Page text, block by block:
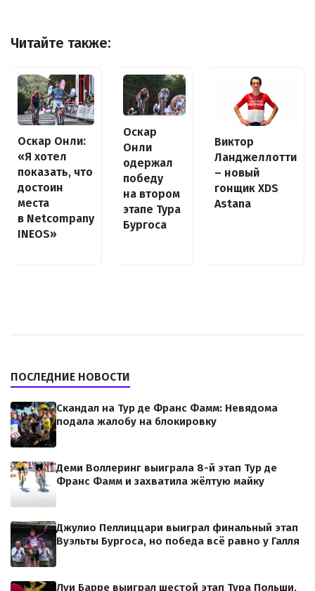
Читайте также:
Оскар Онли:
«Я хотел
показать, что
достоин
места
в Netcompany
INEOS»
Оскар
Онли
одержал
победу
на втором
этапе Тура
Бургоса
Виктор
Ланджеллотти
– новый
гонщик XDS
Astana
ПОСЛЕДНИЕ НОВОСТИ
Скандал на Тур де Франс Фамм: Невядома
подала жалобу на блокировку
Деми Воллеринг выиграла 8-й этап Тур де
Франс Фамм и захватила жёлтую майку
Джулио Пеллиццари выиграл финальный этап
Вуэльты Бургоса, но победа всё равно у Галля
Луи Барре выиграл шестой этап Тура Польши,